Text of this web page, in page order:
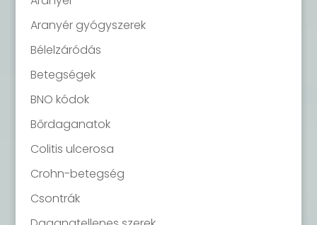
Aranyér gyógyszerek
Bélelzáródás
Betegségek
BNO kódok
Bőrdaganatok
Colitis ulcerosa
Crohn-betegség
Csontrák